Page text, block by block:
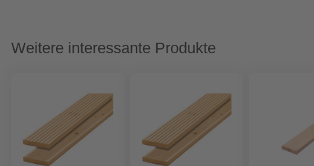
Weitere interessante Produkte